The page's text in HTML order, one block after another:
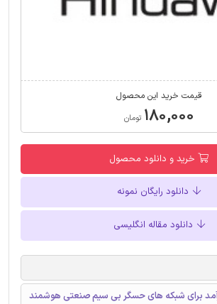
قیمت خرید این محصول
۱۸۰,۰۰۰ تومان
خرید و دانلود محصول
دانلود رایگان نمونه
دانلود مقاله انگلیسی
برای شبکه های حسگر بی سیم صنعتی هوشمند